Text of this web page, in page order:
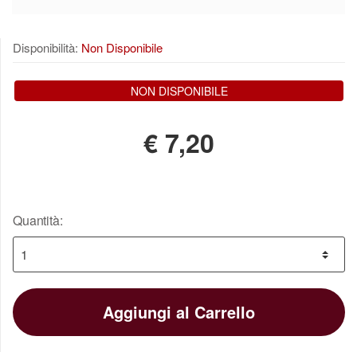
Disponibilità: Non Disponibile
NON DISPONIBILE
€ 7,20
Quantità:
Aggiungi al Carrello